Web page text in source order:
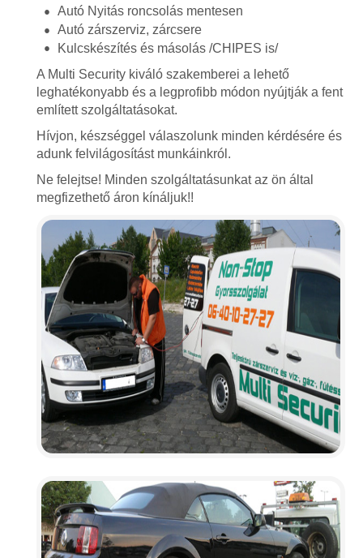
Autó Nyitás roncsolás mentesen
Autó zárszerviz, zárcsere
Kulcskészítés és másolás /CHIPES is/
A Multi Security kiváló szakemberei a lehető
leghatékonyabb és a legprofibb módon nyújtják a fent
említett szolgáltatásokat.
Hívjon, készséggel válaszolunk minden kérdésére és
adunk felvilágosítást munkáinkról.
Ne felejtse! Minden szolgáltatásunkat az ön által
megfizethető áron kínáljuk!!